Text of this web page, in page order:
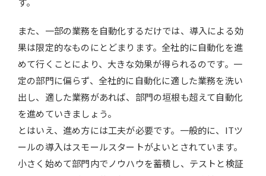
また、一部の業務を自動化するだけでは、導入による効
果は限定的なものにとどまります。全社的に自動化を進
めて行くことにより、大きな効果が得られるのです。一
定の部門に偏らず、全社的に自動化に適した業務を洗い
出し、適した業務があれば、部門の垣根も超えて自動化
を進めていきましょう。
とはいえ、進め方には工夫が必要です。一般的に、ITツ
ールの導入はスモールスタートがよいとされています。
小さく始めて部門内でノウハウを蓄積し、テストと検証